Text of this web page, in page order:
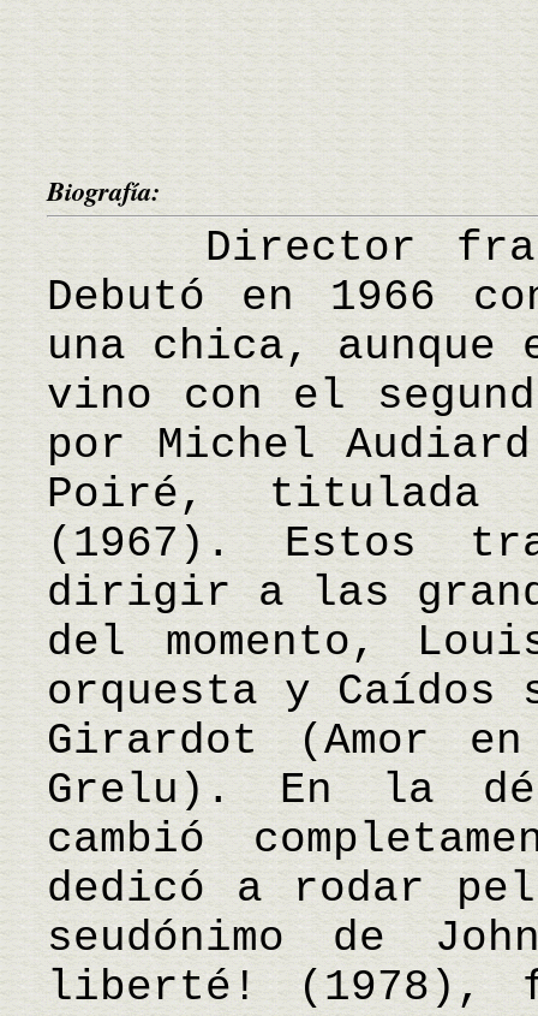
Biografía:
Director
Debutó en 1966
una chica,
vino con el
por Michel
Poiré, titulada
(1967). Estos
dirigir a las
del momento,
orquesta y Caídos
Girardot (Amor
Grelu). En la
cambió
dedicó a rodar
seudónimo de
liberté! (1978),